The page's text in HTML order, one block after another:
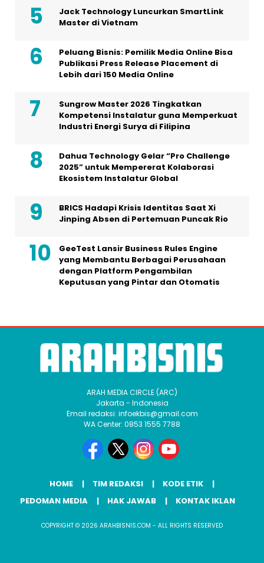
Jack Technology Luncurkan SmartLink
Master di Vietnam
Peluang Bisnis: Pemilik Media Online Bisa
Publikasi Press Release Placement di
Lebih dari 150 Media Online
Sungrow Master 2026 Tingkatkan
Kompetensi Instalatur guna Memperkuat
Industri Energi Surya di Filipina
Dahua Technology Gelar “Pro Challenge
2025” untuk Mempererat Kolaborasi
Ekosistem Instalatur Global
BRICS Hadapi Krisis Identitas Saat Xi
Jinping Absen di Pertemuan Puncak Rio
GeeTest Lansir Business Rules Engine
yang Membantu Berbagai Perusahaan
dengan Platform Pengambilan
Keputusan yang Pintar dan Otomatis
ARAH MEDIA CIRCLE (ARC)
Jakarta - Indonesia
Email redaksi: infoekbis@gmail.com
WA Center: 0853 1555 7788
HOME TIM REDAKSI
KODE ETIK
PEDOMAN MEDIA
HAK JAWAB KONTAK IKLAN
COPYRIGHT © 2026 ARAHBISNIS.COM - ALL RIGHTS RESERVED